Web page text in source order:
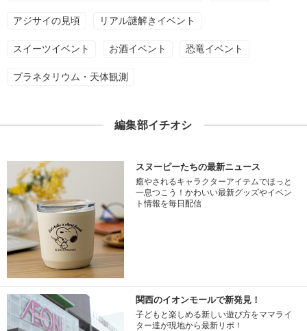
アジサイの見頃 リアル謎解きイベント
スイーツイベント お酒イベント 恐竜イベント
プラネタリウム・天体観測
編集部イチオシ
スヌーピーたちの最新ニュース
癒やされるキャラクターアイテムでほっと
一息つこう！かわいい最新グッズやイベン
ト情報を毎日配信
関西のイオンモールで新発見！
子どもと楽しめる新しい遊び方をママライ
ター達が現地から最新リポ！